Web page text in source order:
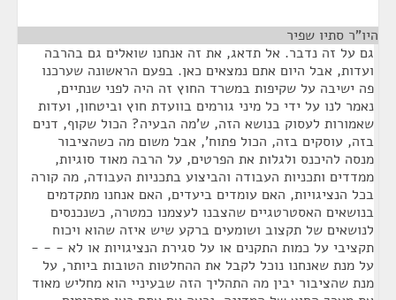
היו"ר סתיו שפיר
גם על זה נדבר. אל תדאג, את זה אנחנו שואלים גם בהרבה
ועדות, אבל היום אתם נמצאים כאן. בפעם הראשונה שערכנו
פה ישיבה על שקיפות במשרד החוץ זה היה לפני שנתיים,
נאמר לנו על ידי כל מיני גורמים בוועדת חוץ וביטחון, ועדות
שאמורות לעסוק בנושא הזה, ש'מה הבעיה? הכול שקוף, דנים
בזה, עוסקים בזה, הכול פתוח', אבל משום מה כשהציבור
מנסה להיכנס ולגלות את הפרטים, על הרבה מאוד סוגיות,
ממדדים ותכניות העבודה והביצוע בתכניות העבודה, מה קורה
בכל הנציגויות, האם עומדים ביעדים, האם אנחנו מתקדמים
בנושאים האסטרטגיים שהצבנו לעצמנו כמטרה, כשנכנסים
לנושאים של תקצוב ושומעים ברקע שיש איזה שהוא ויכוח
תקציבי על כמות התקנים או על סגירת הנציגויות או לא - - -
על מנת שאנחנו נוכל לקבל את ההחלטות הטובות ביותר, על
מנת שהציבור יבין מה התהליך הזה שבעיניי הוא מחליש מאוד